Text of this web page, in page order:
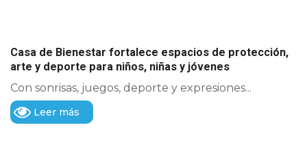
Casa de Bienestar fortalece espacios de protección,
arte y deporte para niños, niñas y jóvenes
Con sonrisas, juegos, deporte y expresiones...
Leer más